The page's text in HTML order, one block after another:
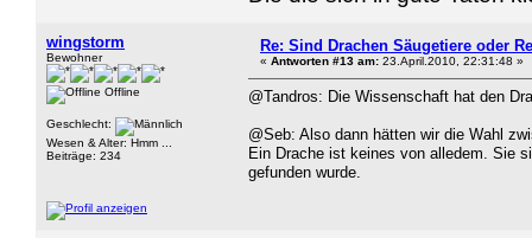
wingstorm
Bewohner
Offline
Geschlecht:
Wesen & Alter: Hmm ...
Beiträge: 234
Re: Sind Drachen Säugetiere oder
« Antworten #13 am: 23.April.2010, 22:31:48 »
@Tandros: Die Wissenschaft hat den
@Seb: Also dann hätten wir die Wahl
Ein Drache ist keines von alledem. Sie
gefunden wurde.